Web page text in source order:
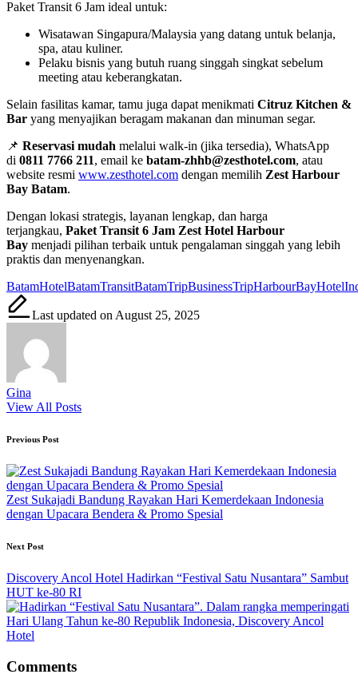
Paket Transit 6 Jam ideal untuk:
Wisatawan Singapura/Malaysia yang datang untuk belanja,
spa, atau kuliner.
Pelaku bisnis yang butuh ruang singgah singkat sebelum
meeting atau keberangkatan.
Selain fasilitas kamar, tamu juga dapat menikmati Citruz Kitchen &
Bar yang menyajikan beragam makanan dan minuman segar.
📌 Reservasi mudah melalui walk-in (jika tersedia), WhatsApp
di 0811 7766 211, email ke batam-zhhb@zesthotel.com, atau
website resmi www.zesthotel.com dengan memilih Zest Harbour
Bay Batam.
Dengan lokasi strategis, layanan lengkap, dan harga
terjangkau, Paket Transit 6 Jam Zest Hotel Harbour
Bay menjadi pilihan terbaik untuk pengalaman singgah yang lebih
praktis dan menyenangkan.
Tags:
BatamHotelBatamTransitBatamTripBusinessTripHarbourBay
Last updated on August 25, 2025
Gina
View All Posts
Post
navigation
Previous Post
Zest Sukajadi Bandung Rayakan Hari Kemerdekaan Indonesia
dengan Upacara Bendera & Promo Spesial
Next Post
Discovery Ancol Hotel Hadirkan “Festival Satu Nusantara” Sambut
HUT ke-80 RI
Comments